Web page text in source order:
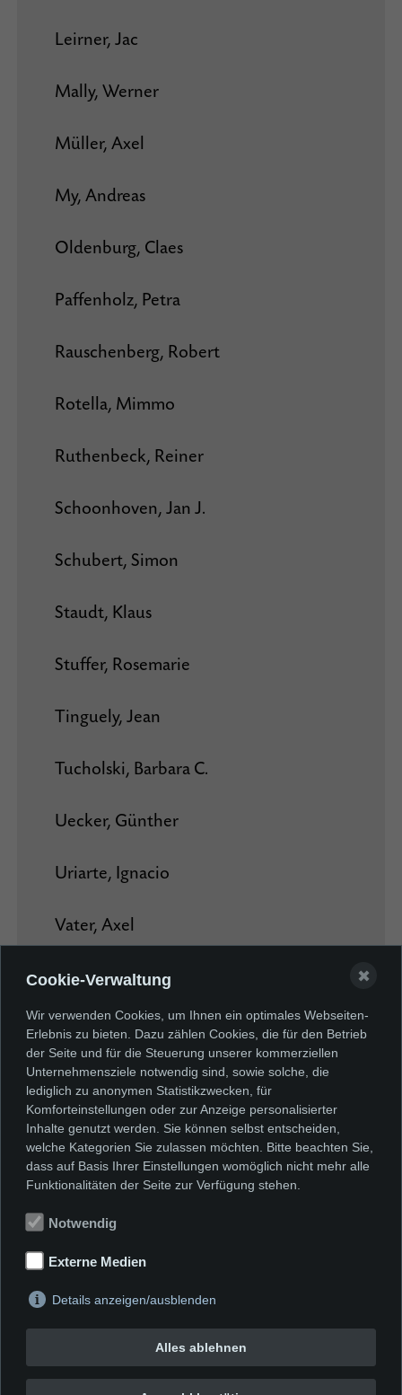
Leirner, Jac
Mally, Werner
Müller, Axel
My, Andreas
Oldenburg, Claes
Paffenholz, Petra
Rauschenberg, Robert
Rotella, Mimmo
Ruthenbeck, Reiner
Schoonhoven, Jan J.
Schubert, Simon
Staudt, Klaus
Stuffer, Rosemarie
Tinguely, Jean
Tucholski, Barbara C.
Uecker, Günther
Uriarte, Ignacio
Vater, Axel
Villeglé, Jacques de la
Vostell, Wolfgang
Zangs, Herbert
Cookie-Verwaltung
Wir verwenden Cookies, um Ihnen ein optimales Webseiten-
Erlebnis zu bieten. Dazu zählen Cookies, die für den Betrieb
der Seite und für die Steuerung unserer kommerziellen
Unternehmensziele notwendig sind, sowie solche, die
lediglich zu anonymen Statistikzwecken, für
Komforteinstellungen oder zur Anzeige personalisierter
Inhalte genutzt werden. Sie können selbst entscheiden,
welche Kategorien Sie zulassen möchten. Bitte beachten Sie,
dass auf Basis Ihrer Einstellungen womöglich nicht mehr alle
Funktionalitäten der Seite zur Verfügung stehen.
Notwendig
Externe Medien
Details anzeigen/ausblenden
Alles ablehnen
✖